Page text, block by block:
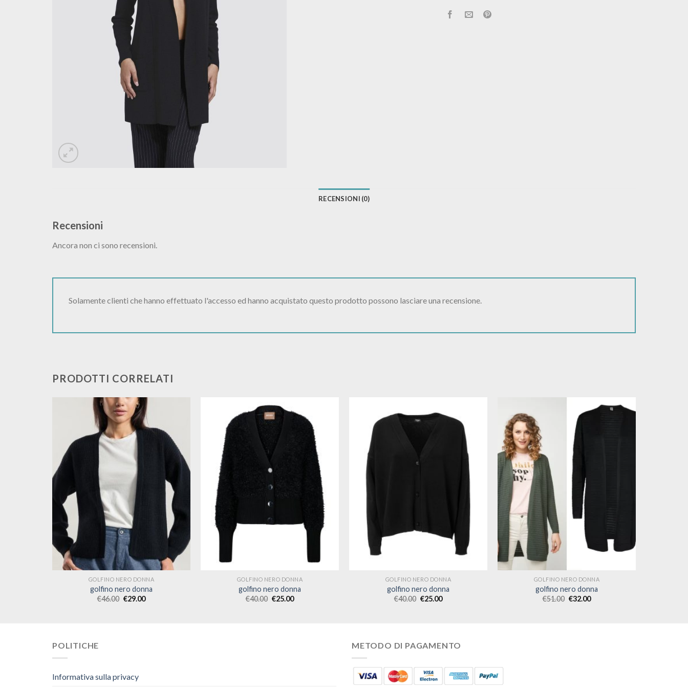
RECENSIONI (0)
Recensioni
Ancora non ci sono recensioni.
Solamente clienti che hanno effettuato l'accesso ed hanno acquistato questo prodotto possono lasciare una recensione.
PRODOTTI CORRELATI
GOLFINO NERO DONNA
golfino nero donna
€46.00 €29.00
GOLFINO NERO DONNA
golfino nero donna
€40.00 €25.00
GOLFINO NERO DONNA
golfino nero donna
€40.00 €25.00
GOLFINO NERO DONNA
golfino nero donna
€51.00 €32.00
POLITICHE
Informativa sulla privacy
METODO DI PAGAMENTO